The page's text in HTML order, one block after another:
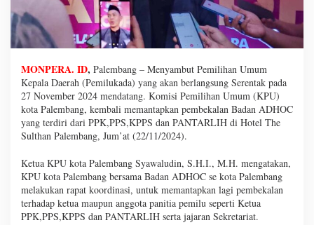
MONPERA. ID, Palembang – Menyambut Pemilihan Umum
Kepala Daerah (Pemilukada) yang akan berlangsung Serentak pada
27 November 2024 mendatang. Komisi Pemilihan Umum (KPU)
kota Palembang, kembali memantapkan pembekalan Badan ADHOC
yang terdiri dari PPK,PPS,KPPS dan PANTARLIH di Hotel The
Sulthan Palembang, Jum’at (22/11/2024).
Ketua KPU kota Palembang Syawaludin, S.H.I., M.H. mengatakan,
KPU kota Palembang bersama Badan ADHOC se kota Palembang
melakukan rapat koordinasi, untuk memantapkan lagi pembekalan
terhadap ketua maupun anggota panitia pemilu seperti Ketua
PPK,PPS,KPPS dan PANTARLIH serta jajaran Sekretariat.